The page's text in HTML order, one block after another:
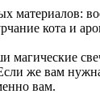
материалов:
кота и
магические
же вам
вам.